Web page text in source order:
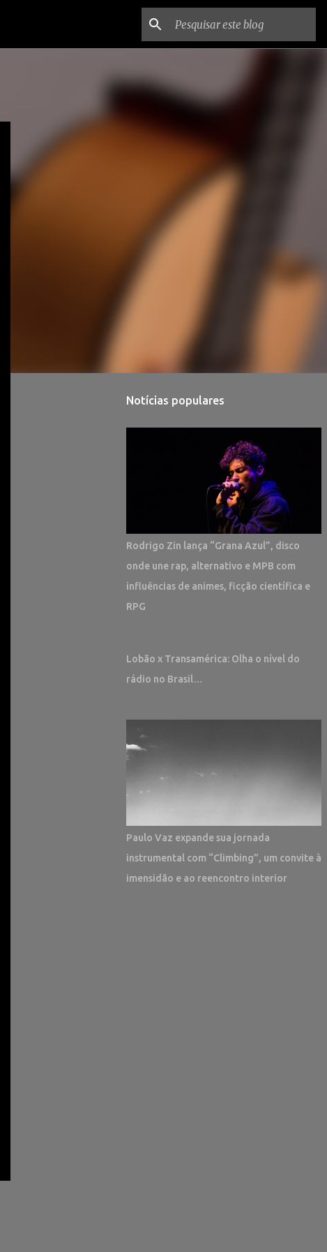
Notícias populares
Rodrigo Zin lança “Grana Azul”, disco
onde une rap, alternativo e MPB com
influências de animes, ficção científica e
RPG
Lobão x Transamérica: Olha o nível do
rádio no Brasil…
Paulo Vaz expande sua jornada
instrumental com “Climbing”, um convite à
imensidão e ao reencontro interior